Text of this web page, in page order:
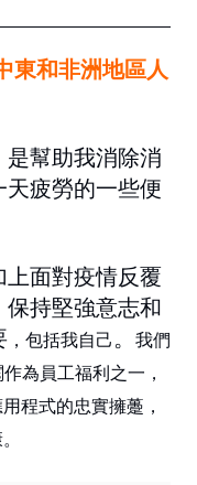
東和非洲地區人
幫助我消除消
疲勞的一些便
上面對疫情反覆
持堅強意志和
，包括我自己。
我們
為員工福利之一，
程式的忠實擁躉，